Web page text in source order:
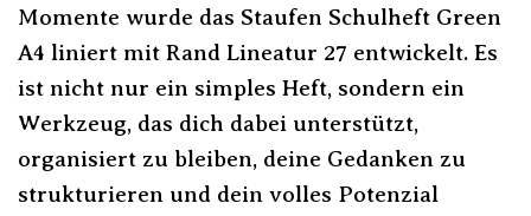
Momente wurde das Staufen Schulheft Green
A4 liniert mit Rand Lineatur 27 entwickelt. Es
ist nicht nur ein simples Heft, sondern ein
Werkzeug, das dich dabei unterstützt,
organisiert zu bleiben, deine Gedanken zu
strukturieren und dein volles Potenzial